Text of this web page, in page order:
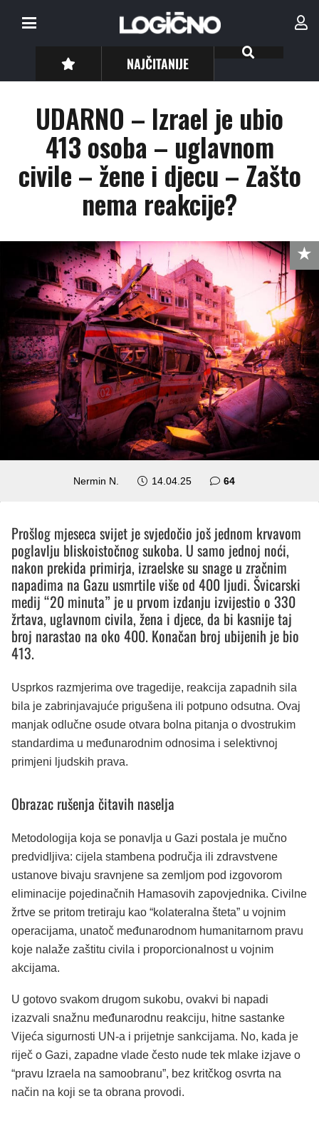
NAJČITANIJE
UDARNO – Izrael je ubio
413 osoba – uglavnom
civile – žene i djecu – Zašto
nema reakcije?
Nermin N. 14.04.25 64komentara
Prošlog mjeseca svijet je svjedočio još jednom krvavom
poglavlju bliskoistočnog sukoba. U samo jednoj noći,
nakon prekida primirja, izraelske su snage u zračnim
napadima na Gazu usmrtile više od 400 ljudi. Švicarski
medij “20 minuta” je u prvom izdanju izvijestio o 330
žrtava, uglavnom civila, žena i djece, da bi kasnije taj
broj narastao na oko 400. Konačan broj ubijenih je bio
413.
Usprkos razmjerima ove tragedije, reakcija zapadnih sila
bila je zabrinjavajuće prigušena ili potpuno odsutna. Ovaj
manjak odlučne osude otvara bolna pitanja o dvostrukim
standardima u međunarodnim odnosima i selektivnoj
primjeni ljudskih prava.
Obrazac rušenja čitavih naselja
Metodologija koja se ponavlja u Gazi postala je mučno
predvidljiva: cijela stambena područja ili zdravstvene
ustanove bivaju sravnjene sa zemljom pod izgovorom
eliminacije pojedinačnih Hamasovih zapovjednika. Civilne
žrtve se pritom tretiraju kao “kolateralna šteta” u vojnim
operacijama, unatoč međunarodnom humanitarnom pravu
koje nalaže zaštitu civila i proporcionalnost u vojnim
akcijama.
U gotovo svakom drugom sukobu, ovakvi bi napadi
izazvali snažnu međunarodnu reakciju, hitne sastanke
Vijeća sigurnosti UN-a i prijetnje sankcijama. No, kada je
riječ o Gazi, zapadne vlade često nude tek mlake izjave o
“pravu Izraela na samoobranu”, bez kritčkog osvrta na
način na koji se ta obrana provodi.